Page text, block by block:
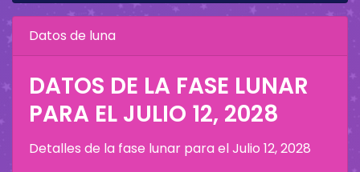
Datos de luna
DATOS DE LA FASE LUNAR
PARA EL JULIO 12, 2028
Detalles de la fase lunar para elJulio 12, 2028